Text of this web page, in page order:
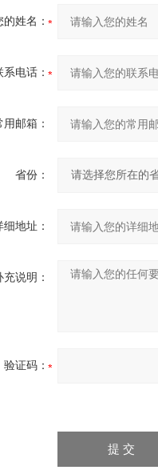
的姓名：
系电话：
用邮箱：
省份：
细地址：
充说明：
验证码：